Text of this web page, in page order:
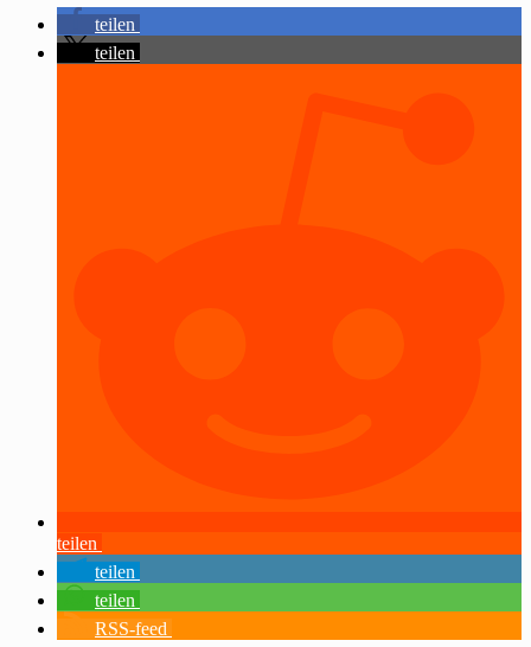
teilen
teilen
teilen
teilen
teilen
RSS-feed